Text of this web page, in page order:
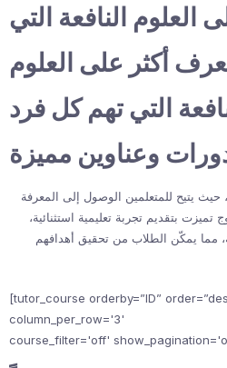
العلوم النافعة التي
أكثر على العلوم
التي تهم كل فرد
وعناوين مميزة
حيث يتيح للمتعلمين الوصول إلى المعرفة
بتقديم تجربة تعليمية استثنائية،
مما يمكّن الطلاب من تحقيق أهدافهم
[tutor_course orderby=”ID”
column_per_row='3'
course_filter='off'